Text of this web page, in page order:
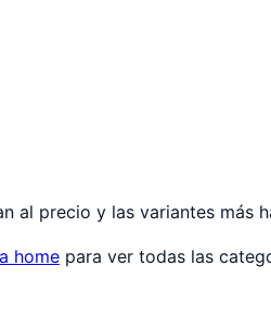
al precio y las variantes más
home para ver todas las